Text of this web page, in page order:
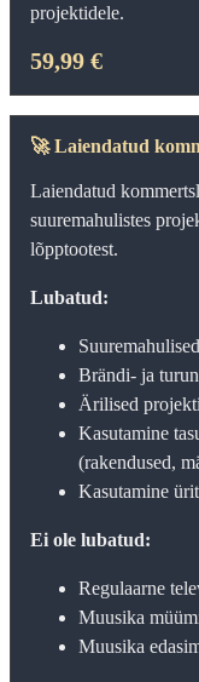
projektidele.
59,99 €
🚀Laiendatud
Laiendatud
suuremahulistes
lõpptootest.
Lubatud:
Brändi- ja
Ärilised
Kasutamine
(rakendused,
Kasutamine
Ei ole lubatud:
Regulaarne
Muusika
Muusika